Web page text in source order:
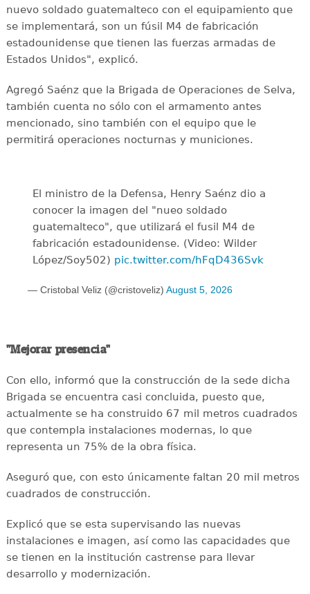
nuevo soldado guatemalteco con el equipamiento que
se implementará, son un fúsil M4 de fabricación
estadounidense que tienen las fuerzas armadas de
Estados Unidos", explicó.
Agregó Saénz que la Brigada de Operaciones de Selva,
también cuenta no sólo con el armamento antes
mencionado, sino también con el equipo que le
permitirá operaciones nocturnas y municiones.
El ministro de la Defensa, Henry Saénz dio a
conocer la imagen del "nueo soldado
guatemalteco", que utilizará el fusil M4 de
fabricación estadounidense. (Video: Wilder
López/Soy502) pic.twitter.com/hFqD436Svk
— Cristobal Veliz (@cristoveliz) August 5, 2026
"Mejorar presencia"
Con ello, informó que la construcción de la sede dicha
Brigada se encuentra casi concluida, puesto que,
actualmente se ha construido 67 mil metros cuadrados
que contempla instalaciones modernas, lo que
representa un 75% de la obra física.
Aseguró que, con esto únicamente faltan 20 mil metros
cuadrados de construcción.
Explicó que se esta supervisando las nuevas
instalaciones e imagen, así como las capacidades que
se tienen en la institución castrense para llevar
desarrollo y modernización.